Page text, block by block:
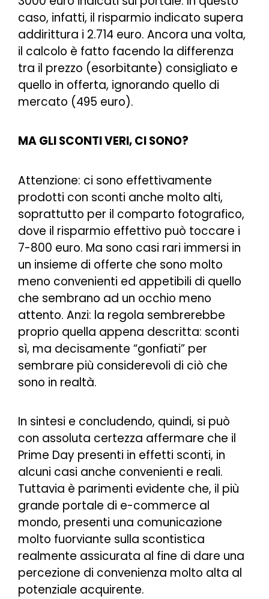
caso, infatti, il risparmio indicato supera
addirittura i 2.714 euro. Ancora una volta,
il calcolo è fatto facendo la differenza
tra il prezzo (esorbitante) consigliato e
quello in offerta, ignorando quello di
mercato (495 euro).
MA GLI SCONTI VERI, CI SONO?
Attenzione: ci sono effettivamente
prodotti con sconti anche molto alti,
soprattutto per il comparto fotografico,
dove il risparmio effettivo può toccare i
7-800 euro. Ma sono casi rari immersi in
un insieme di offerte che sono molto
meno convenienti ed appetibili di quello
che sembrano ad un occhio meno
attento. Anzi: la regola sembrerebbe
proprio quella appena descritta: sconti
sì, ma decisamente “gonfiati” per
sembrare più considerevoli di ciò che
sono in realtà.
In sintesi e concludendo, quindi, si può
con assoluta certezza affermare che il
Prime Day presenti in effetti sconti, in
alcuni casi anche convenienti e reali.
Tuttavia è parimenti evidente che, il più
grande portale di e-commerce al
mondo, presenti una comunicazione
molto fuorviante sulla scontistica
realmente assicurata al fine di dare una
percezione di convenienza molto alta al
potenziale acquirente.